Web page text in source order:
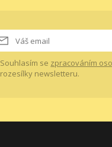
Souhlasím se zpracováním
rozesílky newsletteru.